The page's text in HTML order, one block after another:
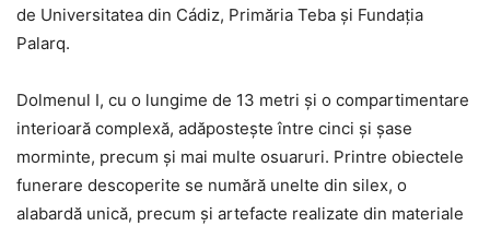
de Universitatea din Cádiz, Primăria Teba și Fundația
Palarq.
Dolmenul I, cu o lungime de 13 metri și o compartimentare
interioară complexă, adăpostește între cinci și șase
morminte, precum și mai multe osuaruri. Printre obiectele
funerare descoperite se numără unelte din silex, o
alabardă unică, precum și artefacte realizate din materiale